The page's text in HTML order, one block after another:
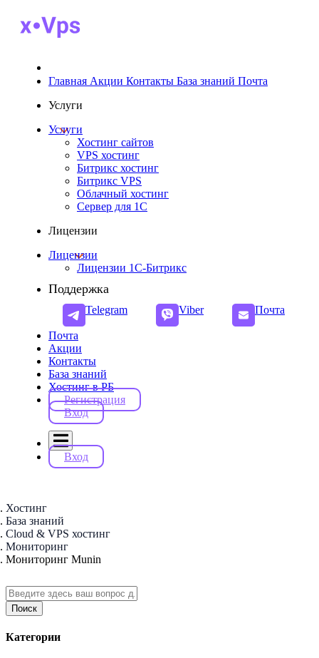
Главная Акции Контакты База знаний Почта
Услуги
Услуги
Хостинг сайтов
VPS хостинг
Битрикс хостинг
Битрикс VPS
Облачный хостинг
Cервер для 1С
Лицензии
Лицензии
Лицензии 1С-Битрикс
Поддержка
Telegram Viber Почта
Почта
Акции
Контакты
База знаний
Хостинг в РБ
Регистрация
Вход
Вход
Хостинг
База знаний
Cloud & VPS хостинг
Мониторинг
Мониторинг Munin
Поиск
Категории